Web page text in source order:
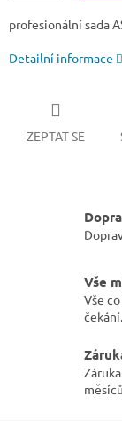
profesionální sada
Detailní informace
ZEPTAT SE
Vše
Vše
čekání.